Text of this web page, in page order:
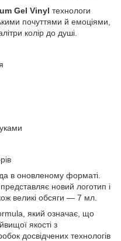
Gel Vinyl технологи
почуттями й емоціями,
колір до душі.
в оновленому форматі.
новий логотип і
великі обсяги — 7 мл.
який означає, що
якості з
досвідчених технологів